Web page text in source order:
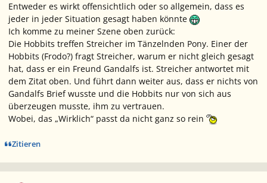
Entweder es wirkt offensichtlich oder so allgemein, dass es
jeder in jeder Situation gesagt haben könnte
Ich komme zu meiner Szene oben zurück:
Die Hobbits treffen Streicher im Tänzelnden Pony. Einer der
Hobbits (Frodo?) fragt Streicher, warum er nicht gleich gesagt
hat, dass er ein Freund Gandalfs ist. Streicher antwortet mit
dem Zitat oben. Und führt dann weiter aus, dass er nichts von
Gandalfs Brief wusste und die Hobbits nur von sich aus
überzeugen musste, ihm zu vertrauen.
Wobei, das „Wirklich“ passt da nicht ganz so rein
Zitieren